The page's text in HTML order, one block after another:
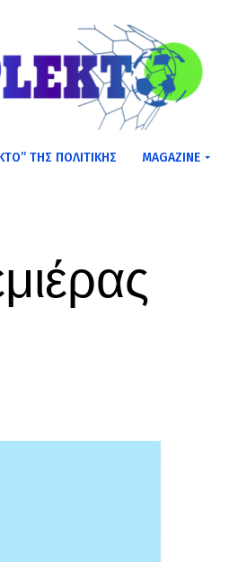
ΤΗΣ ΠΟΛΙΤΙΚΗΣ MAGAZINE